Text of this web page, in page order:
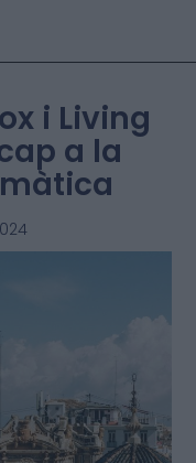
i Living
a la